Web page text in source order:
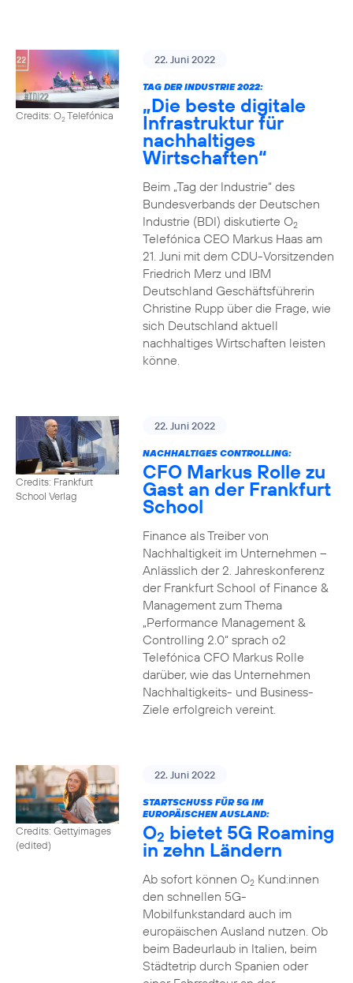
Credits: O2Telefónica
22. Juni 2022
TAG DER INDUSTRIE 2022:
„Die beste digitale
Infrastruktur für
nachhaltiges
Wirtschaften“
Beim „Tag der Industrie“ des
Bundesverbands der Deutschen
Industrie (BDI) diskutierte O2
Telefónica CEO Markus Haas am
21. Juni mit dem CDU-Vorsitzenden
Friedrich Merz und IBM
Deutschland Geschäftsführerin
Christine Rupp über die Frage, wie
sich Deutschland aktuell
nachhaltiges Wirtschaften leisten
könne.
Credits: Frankfurt
School Verlag
22. Juni 2022
NACHHALTIGES CONTROLLING:
CFO Markus Rolle zu
Gast an der Frankfurt
School
Finance als Treiber von
Nachhaltigkeit im Unternehmen –
Anlässlich der 2. Jahreskonferenz
der Frankfurt School of Finance &
Management zum Thema
„Performance Management &
Controlling 2.0“ sprach o2
Telefónica CFO Markus Rolle
darüber, wie das Unternehmen
Nachhaltigkeits- und Business-
Ziele erfolgreich vereint.
Credits: Gettyimages
(edited)
22. Juni 2022
STARTSCHUSS FÜR 5G IM
EUROPÄISCHEN AUSLAND:
O2 bietet 5G Roaming
in zehn Ländern
Ab sofort können O2Kund:innen
den schnellen 5G-
Mobilfunkstandard auch im
europäischen Ausland nutzen. Ob
beim Badeurlaub in Italien, beim
Städtetrip durch Spanien oder